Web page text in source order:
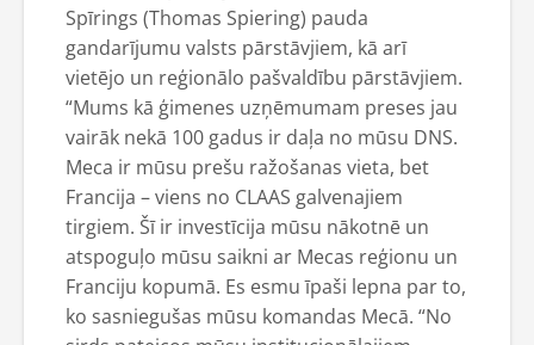
Spīrings (Thomas Spiering) pauda
gandarījumu valsts pārstāvjiem, kā arī
vietējo un reģionālo pašvaldību pārstāvjiem.
“Mums kā ģimenes uzņēmumam preses jau
vairāk nekā 100 gadus ir daļa no mūsu DNS.
Meca ir mūsu prešu ražošanas vieta, bet
Francija – viens no CLAAS galvenajiem
tirgiem. Šī ir investīcija mūsu nākotnē un
atspoguļo mūsu saikni ar Mecas reģionu un
Franciju kopumā. Es esmu īpaši lepna par to,
ko sasniegušas mūsu komandas Mecā. “No